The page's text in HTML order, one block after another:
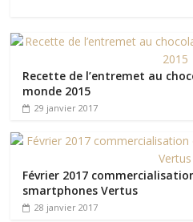
Recette de l’entremet au
monde 2015
29 janvier 2017
Février 2017
smartphones Vertus
28 janvier 2017